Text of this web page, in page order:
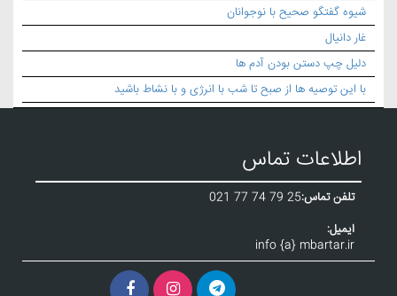
شیوه گفتگو صحیح با نوجوانان
غار دانیال
دلیل چپ دستن بودن آدم ها
با این توصیه ها از صبح تا شب با انرژی و با نشاط باشید
اطلاعات تماس
تلفن تماس:021 77 74 79 25
ایمیل:
info {a} mbartar.ir